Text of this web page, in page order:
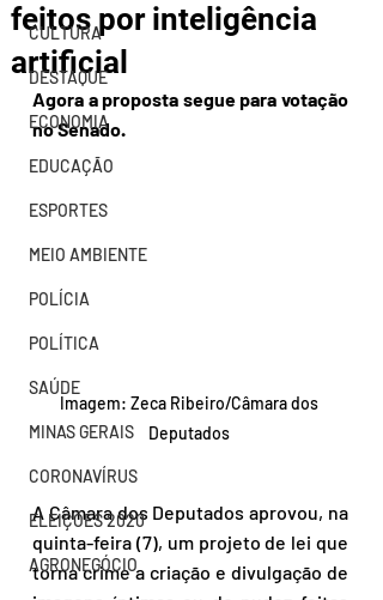
CULTURA
DESTAQUE
ECONOMIA
EDUCAÇÃO
ESPORTES
MEIO AMBIENTE
POLÍCIA
POLÍTICA
SAÚDE
MINAS GERAIS
CORONAVÍRUS
ELEIÇÕES 2020
AGRONEGÓCIO
feitos por inteligência
artificial
Agora a proposta segue para votação
no Senado.
Imagem: Zeca Ribeiro/Câmara dos
Deputados
A Câmara dos Deputados aprovou, na
quinta-feira (7), um projeto de lei que
torna crime a criação e divulgação de